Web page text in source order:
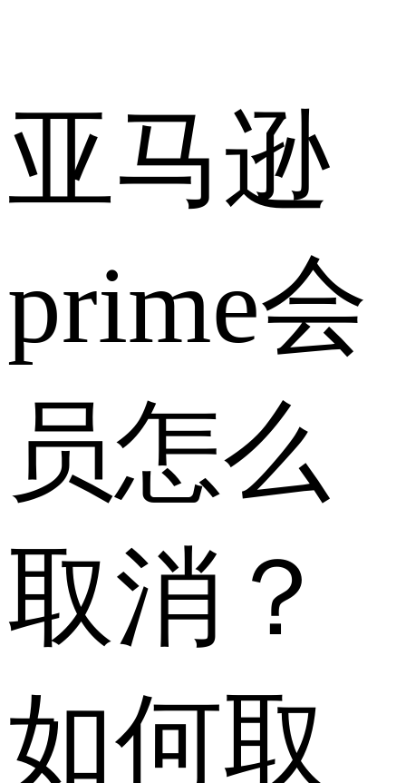
亚马逊
prime会
员怎么
取消？
如何取